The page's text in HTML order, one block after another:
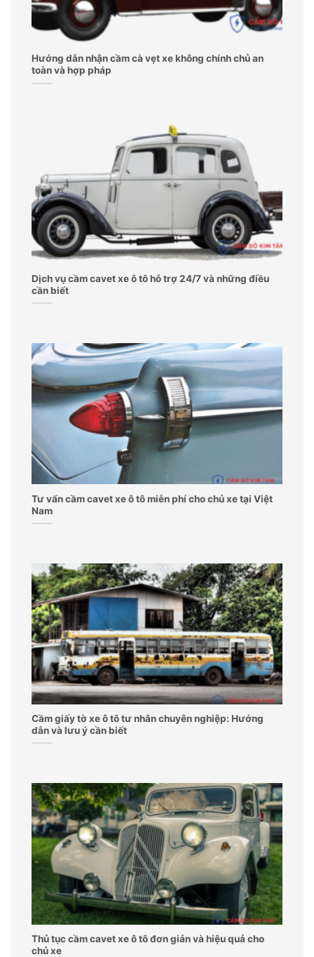
Hướng dẫn nhận cầm cà vẹt xe không chính chủ an
toàn và hợp pháp
Dịch vụ cầm cavet xe ô tô hỗ trợ 24/7 và những điều
cần biết
Tư vấn cầm cavet xe ô tô miễn phí cho chủ xe tại Việt
Nam
Cầm giấy tờ xe ô tô tư nhân chuyên nghiệp: Hướng
dẫn và lưu ý cần biết
Thủ tục cầm cavet xe ô tô đơn giản và hiệu quả cho
chủ xe